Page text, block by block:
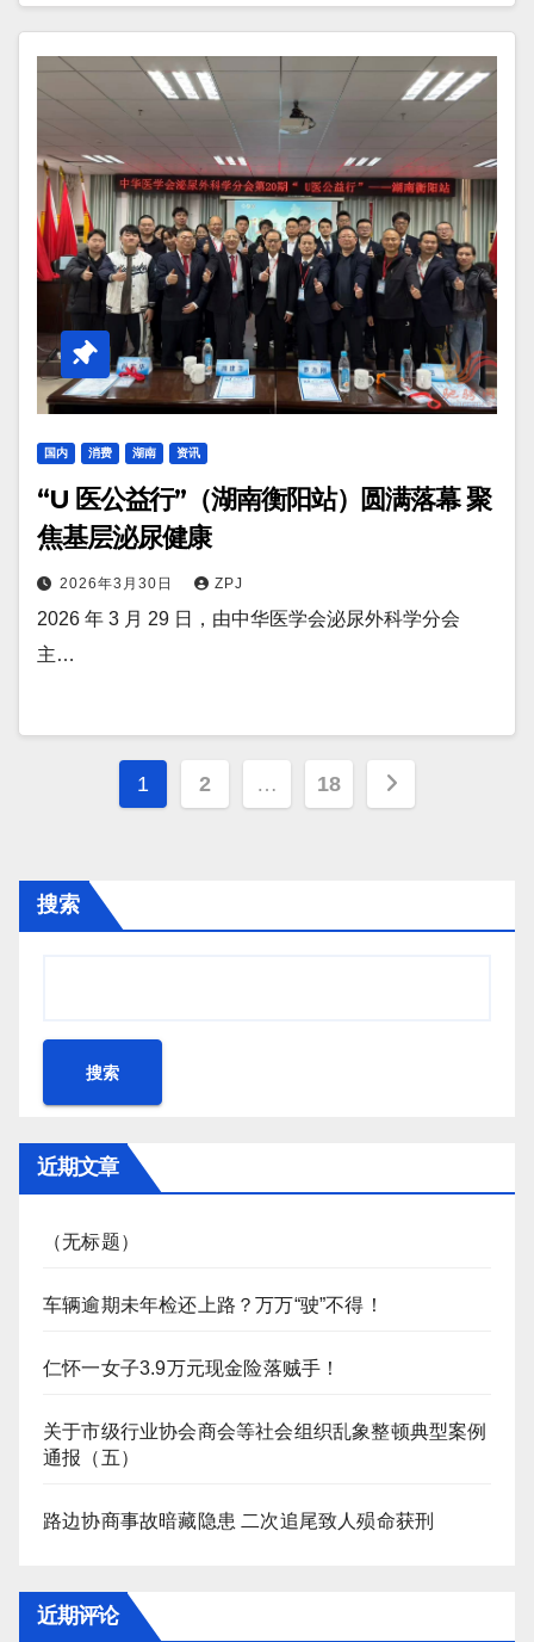
国内 消费 湖南 资讯
“U 医公益行”（湖南衡阳站）圆满落幕 聚
焦基层泌尿健康
2026年3月30日 ZPJ
2026 年 3 月 29 日，由中华医学会泌尿外科学分会
主…
文
页
1 2 … 18
搜索
搜索
近期文章
（无标题）
车辆逾期未年检还上路？万万“驶”不得！
仁怀一女子3.9万元现金险落贼手！
关于市级行业协会商会等社会组织乱象整顿典型案例
通报（五）
路边协商事故暗藏隐患 二次追尾致人殒命获刑
近期评论